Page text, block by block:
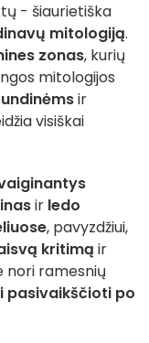
- šiaurietiška
mitologiją.
zonas, kurių
mitologijos
undinėmsir
visiškai
ir ledo
, pavyzdžiui,
kritimą ir
nori ramesnių
pasivaikščioti po